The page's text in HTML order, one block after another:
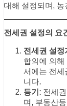
대해 설정되며,
전세권 설정의 요
전세권 설정
합의에 의
서에는 전세
니다.
등기 : 전세
며, 부동산